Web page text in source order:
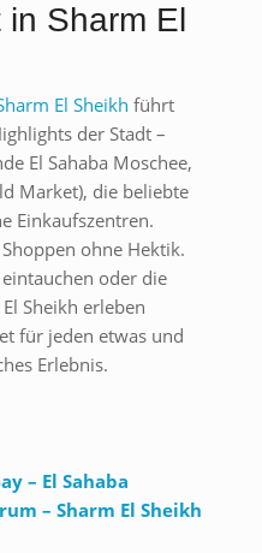
Sharm El
El Sheikh führt
der Stadt –
El Sahaba Moschee,
Market), die beliebte
Einkaufszentren.
ohne Hektik.
oder die
Sheikh erleben
für jeden etwas und
Erlebnis.
– El Sahaba
– Sharm El Sheikh